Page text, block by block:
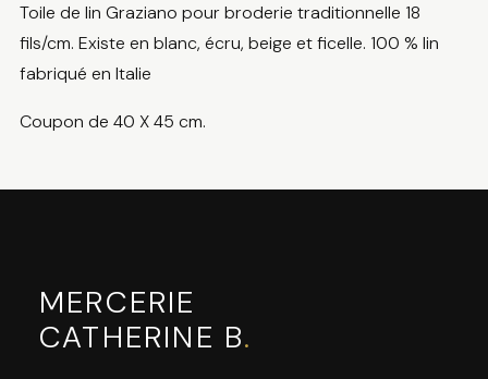
Toile de lin Graziano pour broderie traditionnelle 18
fils/cm. Existe en blanc, écru, beige et ficelle. 100 % lin
fabriqué en Italie
Coupon de 40 X 45 cm.
MERCERIE
CATHERINE B.